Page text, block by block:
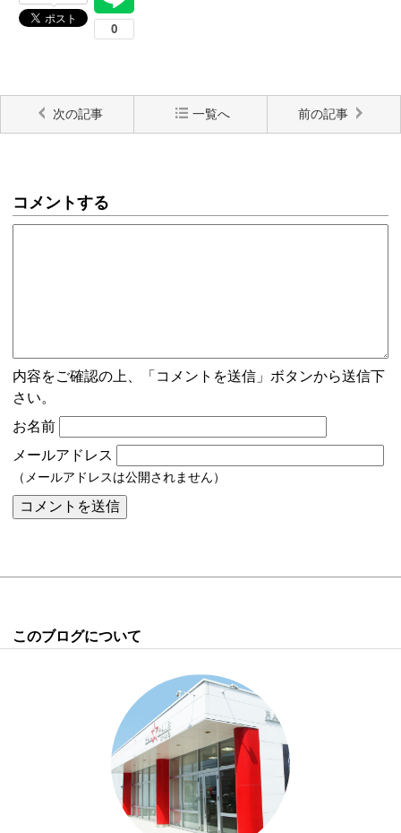
次の記事 一覧へ 前の記事
コメントする
内容をご確認の上、「コメントを送信」ボタンから送信下
さい。
お名前
メールアドレス
（メールアドレスは公開されません）
このブログについて